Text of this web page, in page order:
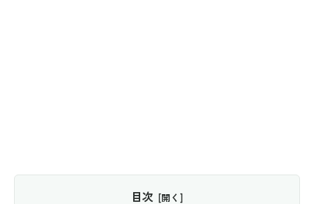
目次